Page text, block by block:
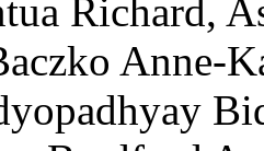
Richard,
Anne-